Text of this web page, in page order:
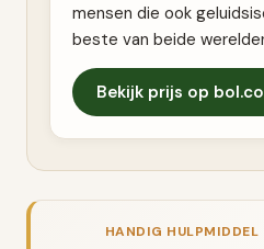
mensen die ook
beste van beide
Bekijk prijs op
HANDIG HULPMIDDEL